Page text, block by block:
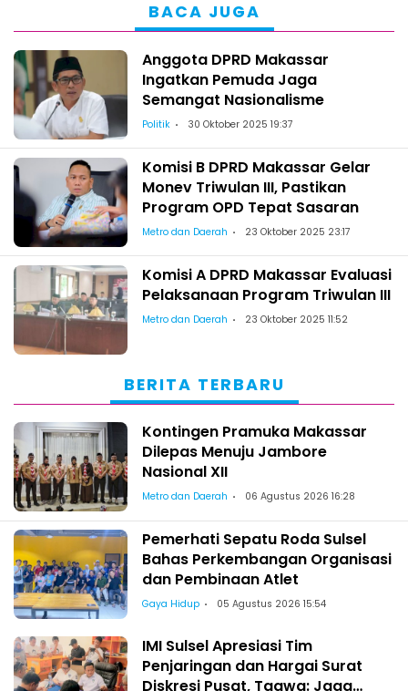
BACA JUGA
Anggota DPRD Makassar
Ingatkan Pemuda Jaga
Semangat Nasionalisme
Politik 30 Oktober 2025 19:37
Komisi B DPRD Makassar Gelar
Monev Triwulan III, Pastikan
Program OPD Tepat Sasaran
Metro dan Daerah 23 Oktober 2025 23:17
Komisi A DPRD Makassar Evaluasi
Pelaksanaan Program Triwulan III
Metro dan Daerah 23 Oktober 2025 11:52
BERITA TERBARU
Kontingen Pramuka Makassar
Dilepas Menuju Jambore
Nasional XII
Metro dan Daerah 06 Agustus 2026 16:28
Pemerhati Sepatu Roda Sulsel
Bahas Perkembangan Organisasi
dan Pembinaan Atlet
Gaya Hidup 05 Agustus 2026 15:54
IMI Sulsel Apresiasi Tim
Penjaringan dan Hargai Surat
Diskresi Pusat, Taqwa: Jaga